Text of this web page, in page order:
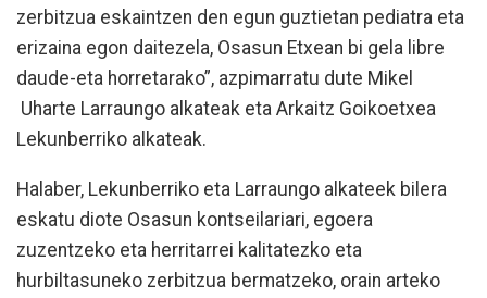
zerbitzua eskaintzen den egun guztietan pediatra eta
erizaina egon daitezela, Osasun Etxean bi gela libre
daude-eta horretarako”, azpimarratu dute Mikel
Uharte Larraungo alkateak eta Arkaitz Goikoetxea
Lekunberriko alkateak.
Halaber, Lekunberriko eta Larraungo alkateek bilera
eskatu diote Osasun kontseilariari, egoera
zuzentzeko eta herritarrei kalitatezko eta
hurbiltasuneko zerbitzua bermatzeko, orain arteko